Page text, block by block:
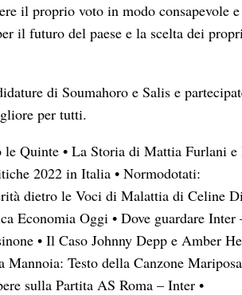
il proprio voto in modo consapevole e
il futuro del paese e la scelta dei
di Soumahoro e Salis e
per tutti.
le Quinte • La Storia di Mattia Furlani e
2022 in Italia • Normodotati:
dietro le Voci di Malattia di Celine
Economia Oggi • Dove guardare Inter
• Il Caso Johnny Depp e Amber
Mannoia: Testo della Canzone
sulla Partita AS Roma – Inter •